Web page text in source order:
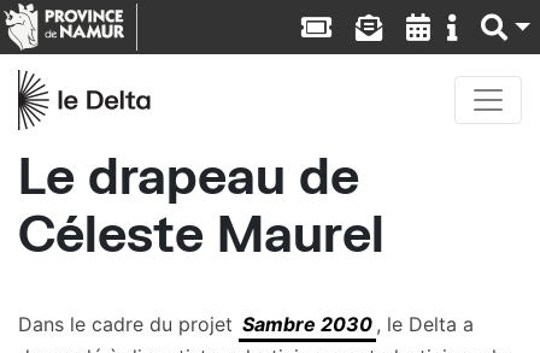
Le drapeau de
Céleste Maurel
Dans le cadre du projet Sambre 2030 , le Delta a